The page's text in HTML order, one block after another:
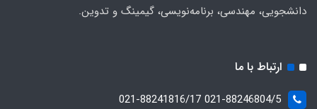
دانشجویی، مهندسی، برنامه‌نویسی، گیمینگ و تدوین.
ارتباط با ما
021-88246804/5 021-88241816/17